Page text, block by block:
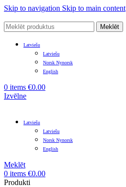
Skip to navigation Skip to main content
Meklēt
Latviešu
Latviešu
Norsk Nynorsk
English
0 items €0.00
Izvēlne
Latviešu
Latviešu
Norsk Nynorsk
English
Meklēt
0 items €0.00
Produkti